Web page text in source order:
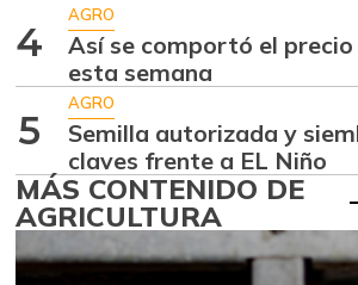
4
AGRO
Así se comportó el
esta semana
5
AGRO
Semilla autorizada y
claves frente a EL Niño
MÁS CONTENIDO DE
AGRICULTURA